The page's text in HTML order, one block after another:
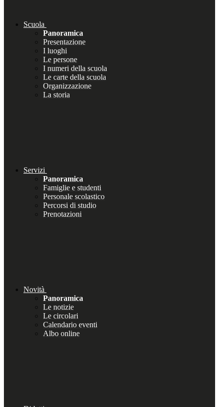
Scuola
Panoramica
Presentazione
I luoghi
Le persone
I numeri della scuola
Le carte della scuola
Organizzazione
La storia
Servizi
Panoramica
Famiglie e studenti
Personale scolastico
Percorsi di studio
Prenotazioni
Novità
Panoramica
Le notizie
Le circolari
Calendario eventi
Albo online